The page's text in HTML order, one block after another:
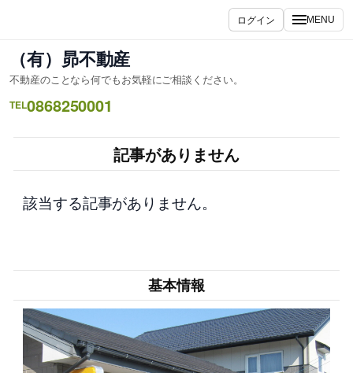
キ
ッ
ログイン MENU
（有）昴不動産
不動産のことなら何でもお気軽にご相談ください。
TEL0868250001
記事がありません
該当する記事がありません。
基本情報